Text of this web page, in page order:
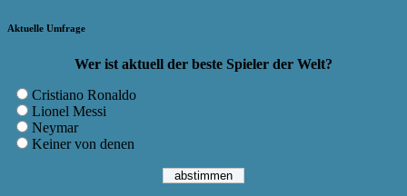
Aktuelle Umfrage
Wer ist aktuell der beste Spieler der Welt?
Cristiano Ronaldo
Lionel Messi
Neymar
Keiner von denen